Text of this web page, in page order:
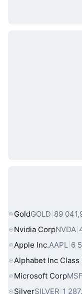
Populární
GoldGOLD 89
Nvidia CorpNVDA
Apple Inc.AAPL 6
Alphabet Inc Class
Microsoft Corp
SilverSILVER 1